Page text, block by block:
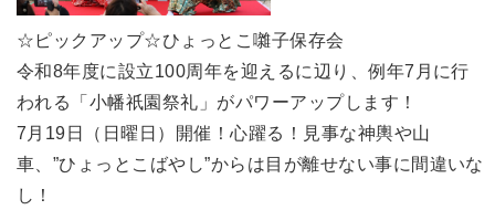
☆ピックアップ☆ひょっとこ囃子保存会
令和8年度に設立100周年を迎えるに辺り、例年7月に行
われる「小幡祇園祭礼」がパワーアップします！
7月19日（日曜日）開催！心躍る！見事な神輿や山
車、”ひょっとこばやし”からは目が離せない事に間違いな
し！